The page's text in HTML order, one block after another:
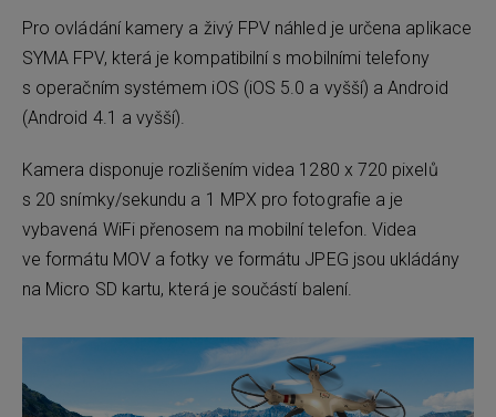
Pro ovládání kamery a živý FPV náhled je určena aplikace
SYMA FPV, která je kompatibilní s mobilními telefony
s operačním systémem iOS (iOS 5.0 a vyšší) a Android
(Android 4.1 a vyšší).
Kamera disponuje rozlišením videa 1280 x 720 pixelů
s 20 snímky/sekundu a 1 MPX pro fotografie a je
vybavená WiFi přenosem na mobilní telefon. Videa
ve formátu MOV a fotky ve formátu JPEG jsou ukládány
na Micro SD kartu, která je součástí balení.